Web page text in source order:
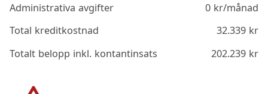
Administrativa avgifter
0kr/månad
Total kreditkostnad
32.339kr
Totalt belopp inkl. kontantinsats
202.239kr